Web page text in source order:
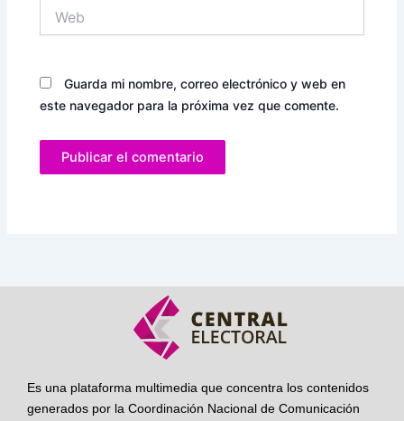
Guarda mi nombre, correo electrónico y web en
este navegador para la próxima vez que comente.
Es una plataforma multimedia que concentra los contenidos
generados por la Coordinación Nacional de Comunicación